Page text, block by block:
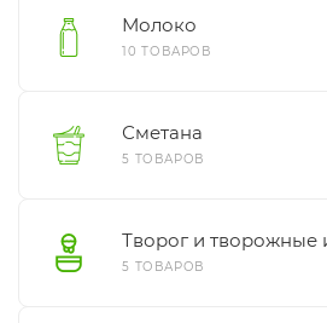
Молоко
10 ТОВАРОВ
Сметана
5 ТОВАРОВ
Творог и творожные
5 ТОВАРОВ